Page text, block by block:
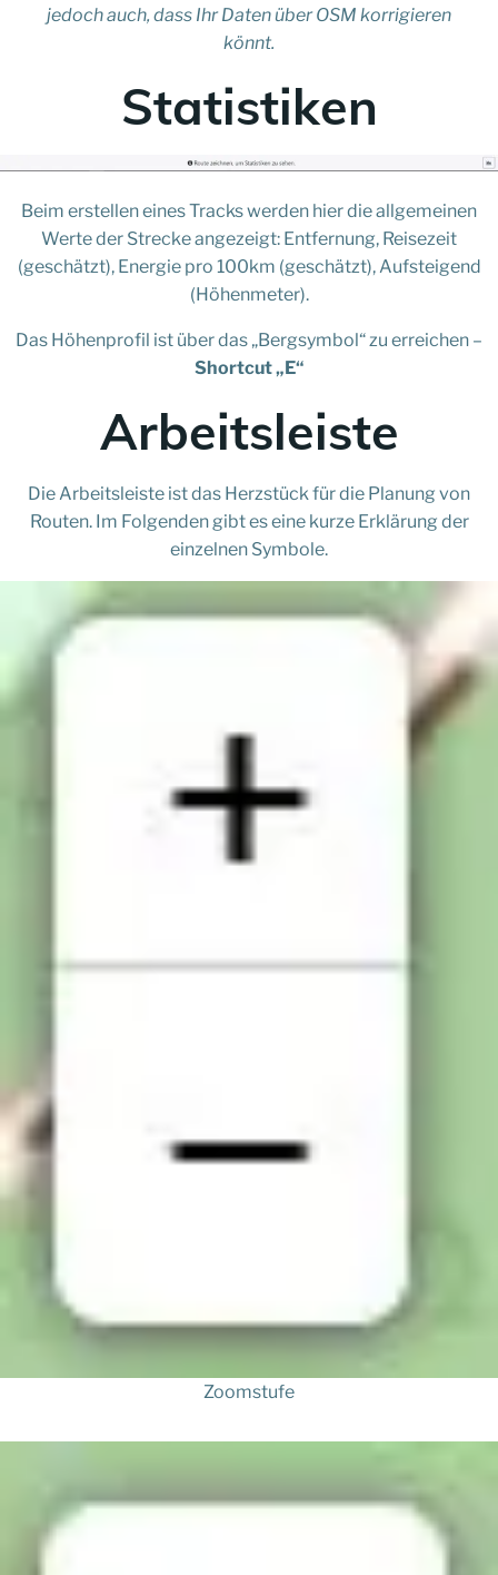
jedoch auch, dass Ihr Daten über OSM korrigieren
könnt.
Statistiken
Beim erstellen eines Tracks werden hier die allgemeinen
Werte der Strecke angezeigt: Entfernung, Reisezeit
(geschätzt), Energie pro 100km (geschätzt), Aufsteigend
(Höhenmeter).
Das Höhenprofil ist über das „Bergsymbol“ zu erreichen –
Shortcut „E“
Arbeitsleiste
Die Arbeitsleiste ist das Herzstück für die Planung von
Routen. Im Folgenden gibt es eine kurze Erklärung der
einzelnen Symbole.
Zoomstufe